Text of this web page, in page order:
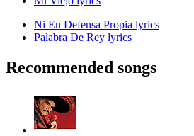
Ni En Defensa Propia lyrics
Palabra De Rey lyrics
Recommended songs